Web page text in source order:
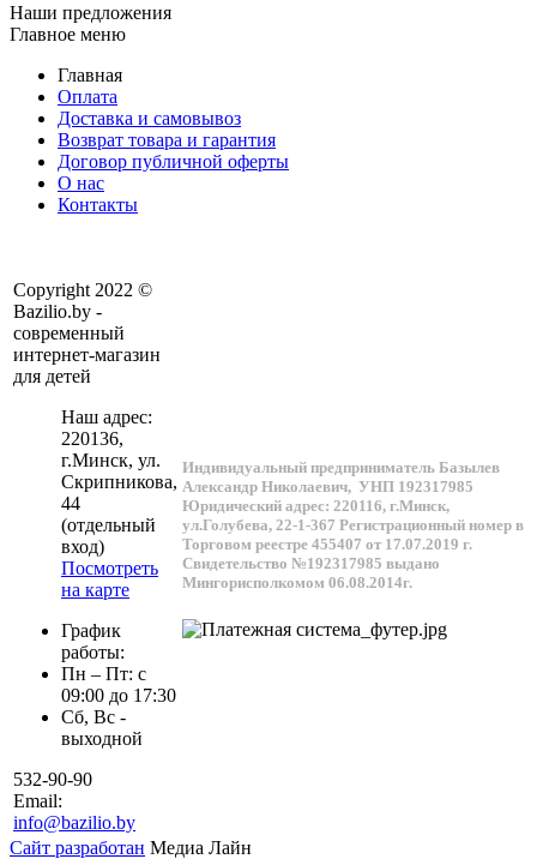
Наши предложения
Главное меню
Главная
Оплата
Доставка и самовывоз
Возврат товара и гарантия
Договор публичной оферты
О нас
Контакты
Copyright 2022 ©
Bazilio.by -
современный
интернет-магазин
для детей
Наш адрес:
220136,
г.Минск, ул.
Скрипникова,
44
(отдельный
вход)
Посмотреть
на карте
График
работы:
Пн – Пт: с
09:00 до 17:30
Сб, Вс -
выходной
532-90-90
Email:
info@bazilio.by
Индивидуальный предприниматель Базылев
Александр Николаевич, УНП 192317985
Юридический адрес: 220116, г.Минск,
ул.Голубева, 22-1-367 Регистрационный номер в
Торговом реестре 455407 от 17.07.2019 г.
Свидетельство №192317985 выдано
Мингорисполкомом 06.08.2014г.
Сайт разработан Медиа Лайн